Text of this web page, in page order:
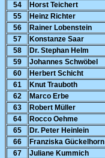
54
Horst Teichert
55
Heinz Richter
56
Rainer Lobenstein
57
Konstanze Saar
58
Dr. Stephan Helm
59
Johannes Schwöbel
60
Herbert Schicht
61
Knut Trauboth
62
Marco Erbe
63
Robert Müller
64
Rocco Oehme
65
Dr. Peter Heinlein
66
Franziska Gückelhorn
67
Juliane Kummich